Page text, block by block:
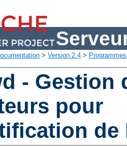
> Version 2.4 > Programmes
- Gestion
pour
de